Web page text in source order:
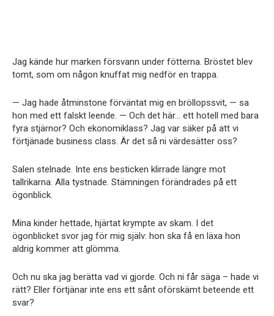
Jag kände hur marken försvann under fötterna. Bröstet blev
tomt, som om någon knuffat mig nedför en trappa.
— Jag hade åtminstone förväntat mig en bröllopssvit, — sa
hon med ett falskt leende. — Och det här… ett hotell med bara
fyra stjärnor? Och ekonomiklass? Jag var säker på att vi
förtjänade business class. Är det så ni värdesätter oss?
Salen stelnade. Inte ens besticken klirrade längre mot
tallrikarna. Alla tystnade. Stämningen förändrades på ett
ögonblick.
Mina kinder hettade, hjärtat krympte av skam. I det
ögonblicket svor jag för mig själv: hon ska få en läxa hon
aldrig kommer att glömma.
Och nu ska jag berätta vad vi gjorde. Och ni får säga – hade vi
rätt? Eller förtjänar inte ens ett sånt oförskämt beteende ett
svar?